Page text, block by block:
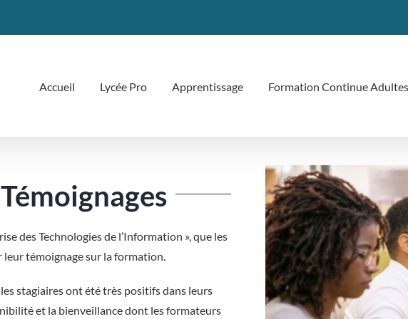
Accueil Lycée Pro Apprentissage Formation Continue Adultes
des Technologies de l’Information », que les
témoignage sur la formation.
stagiaires ont été très positifs dans leurs
et la bienveillance dont les formateurs